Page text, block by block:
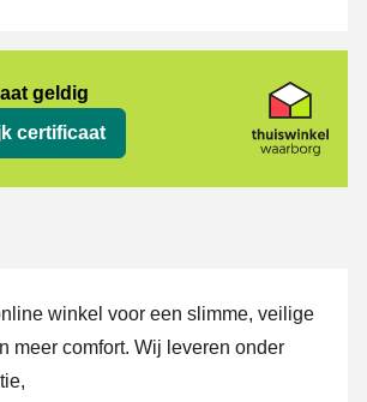
geldig
certificaat
winkel voor een slimme, veilige
meer comfort. Wij leveren onder